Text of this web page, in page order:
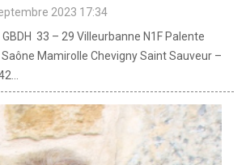
2023 17:34
33 – 29 Villeurbanne N1F Palente
Mamirolle Chevigny Saint Sauveur –